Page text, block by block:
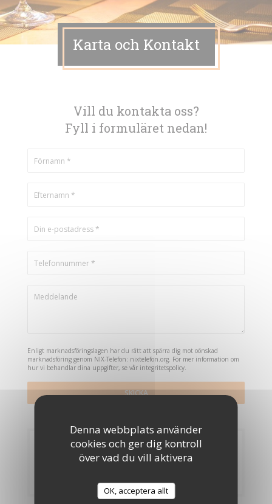
Denna webbplats använder
cookies och ger dig kontroll
över vad du vill aktivera
OK, acceptera allt
Karta och Kontakt
Vill du kontakta oss?
Fyll i formuläret nedan!
Enligt marknadsföringslagen har du rätt att spärra dig mot oönskad
marknadsföring genom NIX-Telefon: nixtelefon.org. För mer information om
hur vi behandlar dina uppgifter, se vår integritetspolicy.
Bokning